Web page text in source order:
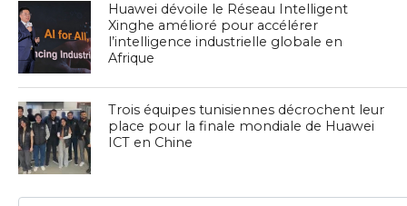
Huawei dévoile le Réseau Intelligent
Xinghe amélioré pour accélérer
l’intelligence industrielle globale en
Afrique
Trois équipes tunisiennes décrochent leur
place pour la finale mondiale de Huawei
ICT en Chine